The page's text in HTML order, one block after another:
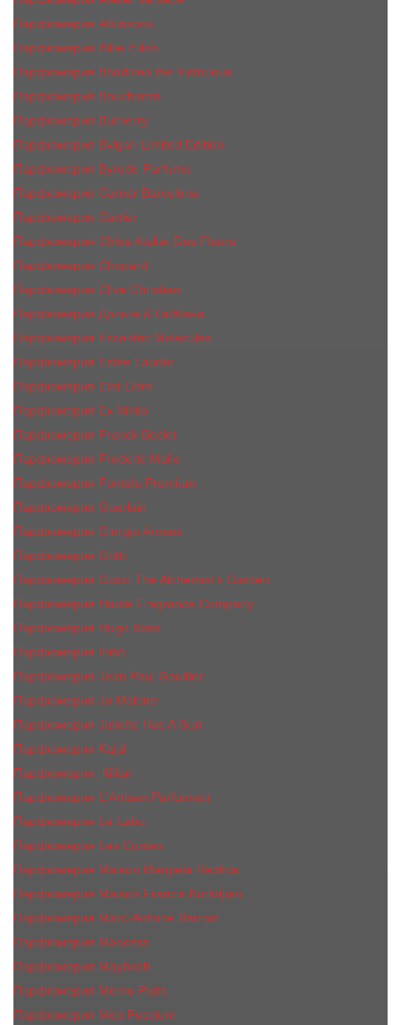
Парфюмерия Atkinsons
Парфюмерия Billie Eilish
Парфюмерия Boadicea the Victorious
Парфюмерия Boucheron
Парфюмерия Burberry
Парфюмерия Bvlgari Limited Edition
Парфюмерия Byredo Parfums
Парфюмерия Carner Barcelona
Парфюмерия Cartier
Парфюмерия Chloe Atelier Des Fleurs
Парфюмерия Сhopard
Парфюмерия Clive Christian
Парфюмерия Дольче & Габбана
Парфюмерия Escentric Molecules
Парфюмерия Estee Lаudеr
Парфюмерия Etat Libre
Парфюмерия Ex Nihilo
Парфюмерия Franck Boclet
Парфюмерия Frеderic Mаlle
Парфюмерия Fontela Premium
Парфюмерия Guerlain
Парфюмерия Giorgio Armani
Парфюмерия Gritti
Парфюмерия Gucci The Alchemist’s Garden.
Парфюмерия Haute Fragrance Company
Парфюмерия Hugo Boss
Парфюмерия Initio
Парфюмерия Jean Paul Gaultier
Парфюмерия Jо Malоnе
Парфюмерия Juliette Has A Gun
Парфюмерия Kajal
Парфюмерия_КiIiаn
Парфюмерия L'Artisan Parfumeur
Парфюмерия Le Labo
Парфюмерия Les Contes
Парфюмерия Maison Margiela Replica
Парфюмерия Maison Francis Kurkdjian
Парфюмерия Marc-Antoine Barrois
Парфюмерия Mancera
Парфюмерия Maybach
Парфюмерия Memo Paris
Парфюмерия Meo Fusciuni